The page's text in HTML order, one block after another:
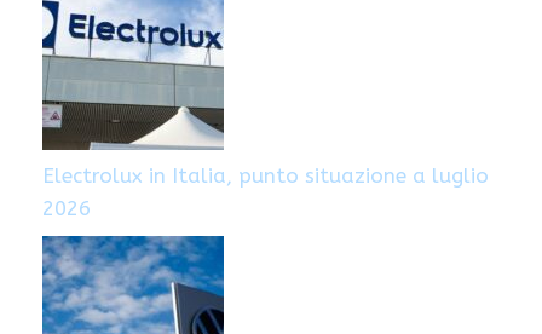
Electrolux in Italia, punto situazione a luglio
2026